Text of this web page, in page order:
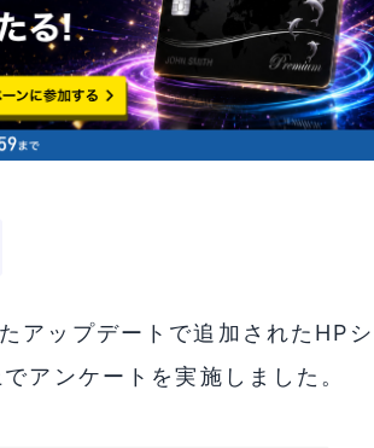
ップデートで追加されたHPシ
アンケートを実施しました。